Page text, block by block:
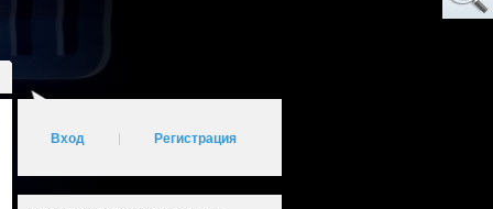
Вход Регистрация